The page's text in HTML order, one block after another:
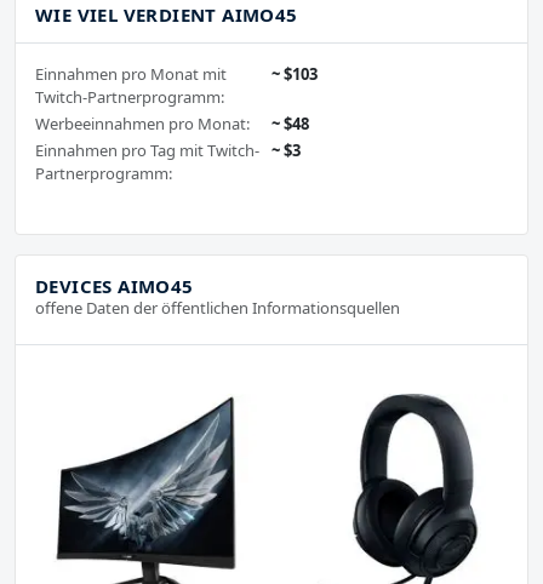
WIE VIEL VERDIENT AIMO45
Einnahmen pro Monat mit
Twitch-Partnerprogramm:
~ $103
Werbeeinnahmen pro Monat:
~ $48
Einnahmen pro Tag mit Twitch-
Partnerprogramm:
~ $3
DEVICES AIMO45
offene Daten der öffentlichen Informationsquellen